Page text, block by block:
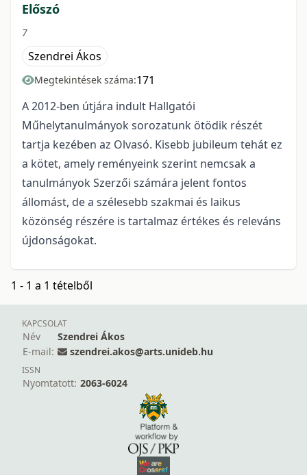
Előszó
7
Szendrei Ákos
Megtekintések száma:171
A 2012-ben útjára indult Hallgatói
Műhelytanulmányok sorozatunk ötödik részét
tartja kezében az Olvasó. Kisebb jubileum tehát ez
a kötet, amely reményeink szerint nemcsak a
tanulmányok Szerzői számára jelent fontos
állomást, de a szélesebb szakmai és laikus
közönség részére is tartalmaz értékes és releváns
újdonságokat.
1 - 1 a 1 tételből
KAPCSOLAT
Név
Szendrei Ákos
E-mail:
szendrei.akos@arts.unideb.hu
ISSN
Nyomtatott: 2063-6024